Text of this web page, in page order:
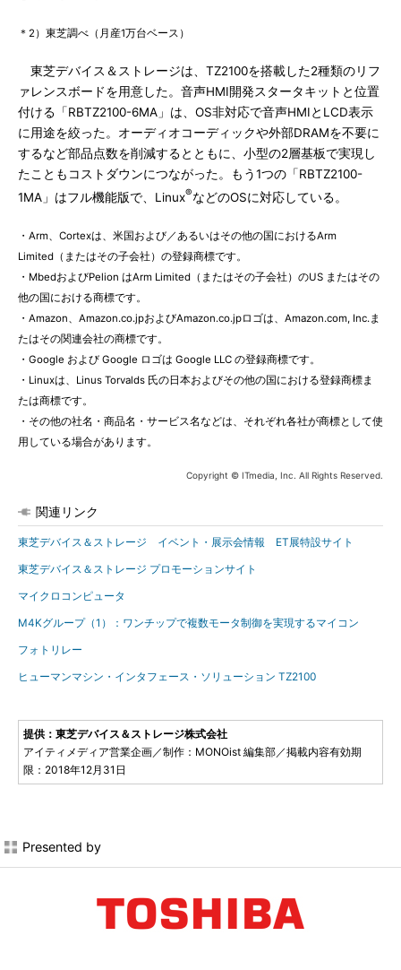
＊2）東芝調べ（月産1万台ベース）
東芝デバイス＆ストレージは、TZ2100を搭載した2種類のリフ
ァレンスボードを用意した。音声HMI開発スタータキットと位置
付ける「RBTZ2100-6MA」は、OS非対応で音声HMIとLCD表示
に用途を絞った。オーディオコーディックや外部DRAMを不要に
するなど部品点数を削減するとともに、小型の2層基板で実現し
たこともコストダウンにつながった。もう1つの「RBTZ2100-
1MA」はフル機能版で、Linux®などのOSに対応している。
・Arm、Cortexは、米国および／あるいはその他の国におけるArm
Limited（またはその子会社）の登録商標です。
・MbedおよびPelion はArm Limited（またはその子会社）のUS またはその
他の国における商標です。
・Amazon、Amazon.co.jpおよびAmazon.co.jpロゴは、Amazon.com, Inc.ま
たはその関連会社の商標です。
・Google および Google ロゴは Google LLC の登録商標です。
・Linuxは、Linus Torvalds 氏の日本およびその他の国における登録商標ま
たは商標です。
・その他の社名・商品名・サービス名などは、それぞれ各社が商標として使
用している場合があります。
Copyright © ITmedia, Inc. All Rights Reserved.
関連リンク
東芝デバイス＆ストレージ イベント・展示会情報 ET展特設サイト
東芝デバイス＆ストレージ プロモーションサイト
マイクロコンピュータ
M4Kグループ（1）：ワンチップで複数モータ制御を実現するマイコン
フォトリレー
ヒューマンマシン・インタフェース・ソリューション TZ2100
提供：東芝デバイス＆ストレージ株式会社
アイティメディア営業企画／制作：MONOist 編集部／掲載内容有効期
限：2018年12月31日
Presented by